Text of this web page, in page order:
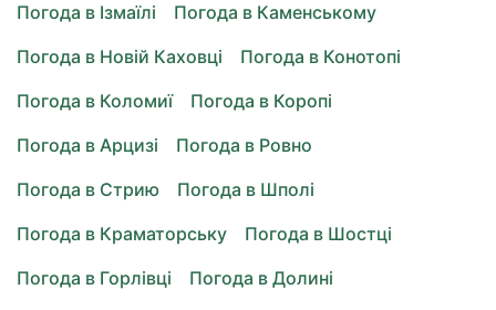
Погода в Ізмаїлі
Погода в Каменському
Погода в Новій Каховці
Погода в Конотопі
Погода в Коломиї
Погода в Коропі
Погода в Арцизі
Погода в Ровно
Погода в Стрию
Погода в Шполі
Погода в Краматорську
Погода в Шостці
Погода в Горлівці
Погода в Долині